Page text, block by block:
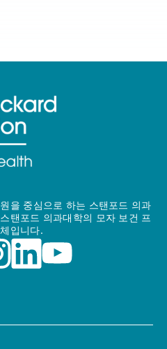
을 중심으로 하는 스탠포드 의과
탠포드 의과대학의 모자 보건 프
입니다.